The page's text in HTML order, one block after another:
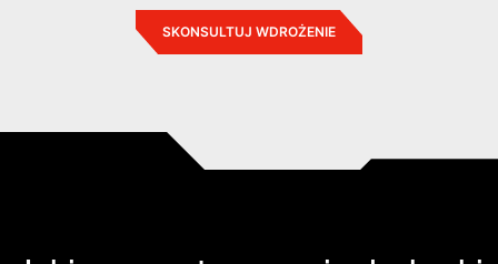
SKONSULTUJ WDROŻENIE